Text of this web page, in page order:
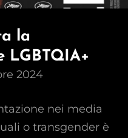
la
LGBTQIA+
2024
nei media
o transgender è